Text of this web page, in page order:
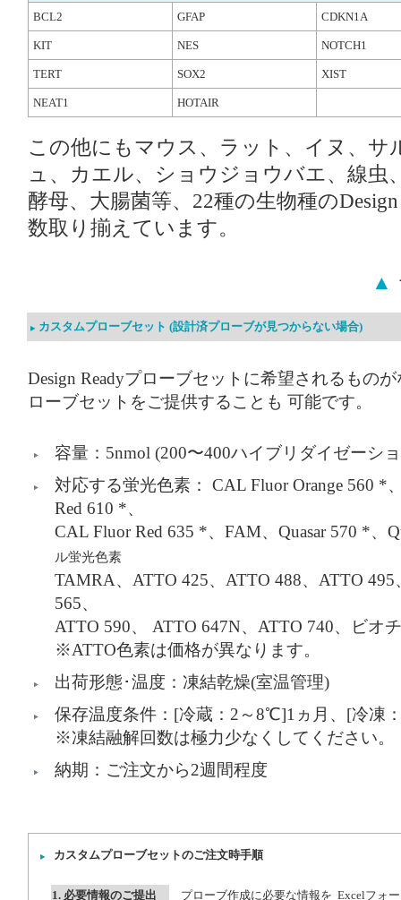
BCL2 GFAP CDKN1A
KIT NES NOTCH1
TERT SOX2 XIST
NEAT1 HOTAIR
この他にもマウス、ラット、イヌ、サ
ュ、カエル、ショウジョウバエ、線虫
酵⺟、⼤腸菌等、22種の生物種の
数取り揃えています。
▲
カスタムプローブセット (設計済プローブが見つからない場合)
Design Readyプローブセットに希望されるもの
ローブセットをご提供することも 可能です。
容量：5nmol (200〜400ハイブリダイゼーシ
対応する蛍光⾊素： CAL Fluor Orange 560 *
Red 610 *、
CAL Fluor Red 635 *、FAM、Quasar 570 *、
ル蛍光⾊素
TAMRA、ATTO 425、ATTO 488、ATTO
565、
ATTO 590、 ATTO 647N、ATTO 740、ビオ
※ATTO色素は価格が異なります。
出荷形態･温度：凍結乾燥(室温管理)
保存温度条件：[冷蔵：2～8℃]1ヵ月、[冷凍
※凍結融解回数は極力少なくしてください。
納期：ご注文から2週間程度
カスタムプローブセットのご注文時手順
1. 必要情報のご提出 プローブ作成に必要な情報を Excelフォ